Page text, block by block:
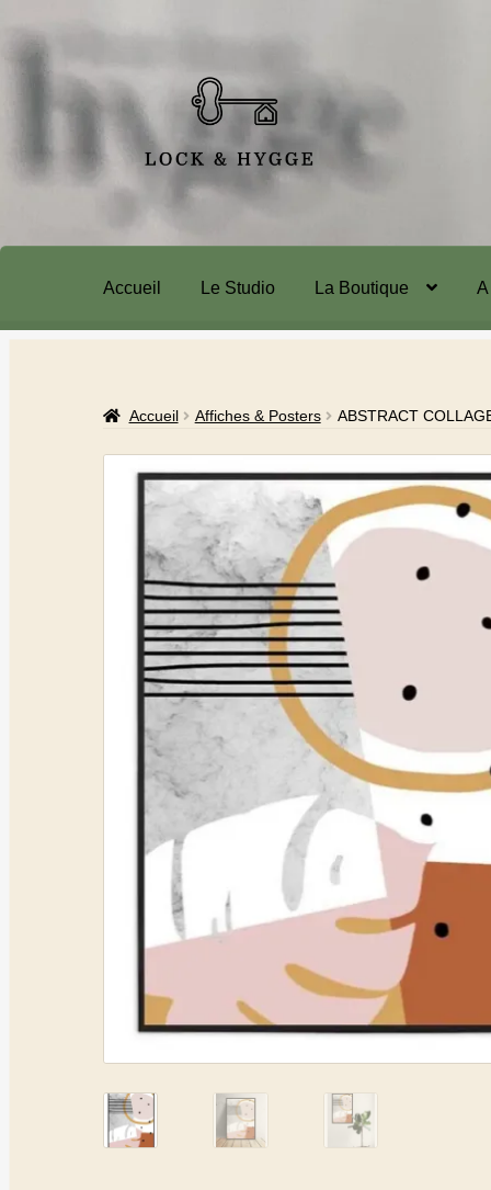
Accueil Le Studio La Boutique
Accueil Affiches & Posters ABSTRACT